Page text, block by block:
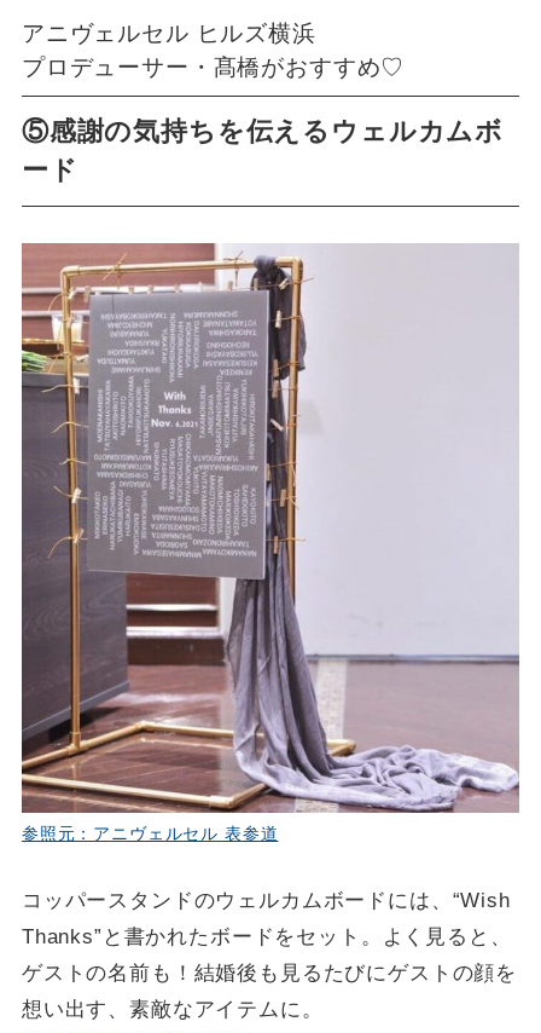
アニヴェルセル ヒルズ横浜
プロデューサー・髙橋がおすすめ♡
⑤感謝の気持ちを伝えるウェルカムボ
ード
参照元：アニヴェルセル 表参道
コッパースタンドのウェルカムボードには、“Wish
Thanks”と書かれたボードをセット。よく見ると、
ゲストの名前も！結婚後も見るたびにゲストの顔を
想い出す、素敵なアイテムに。